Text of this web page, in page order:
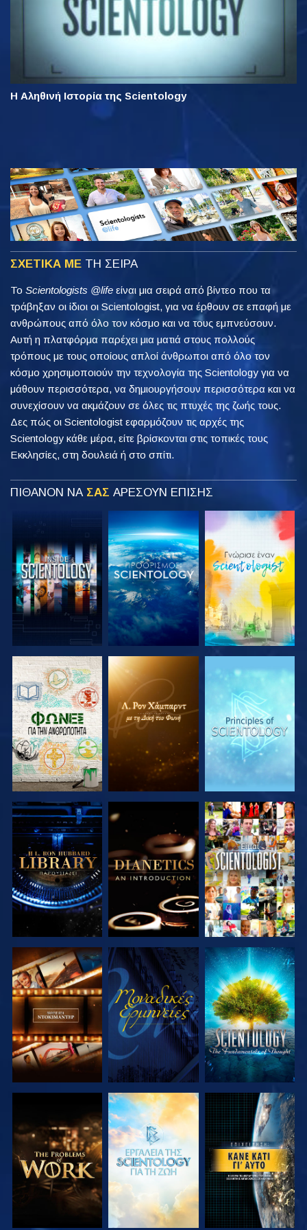
Η Αληθινή Ιστορία της Scientology
ΣΧΕΤΙΚΑ ΜΕ ΤΗ ΣΕΙΡΑ
Το Scientologists @life είναι μια σειρά από βίντεο που τα
τράβηξαν οι ίδιοι οι Scientologist, για να έρθουν σε επαφή με
ανθρώπους από όλο τον κόσμο και να τους εμπνεύσουν.
Αυτή η πλατφόρμα παρέχει μια ματιά στους πολλούς
τρόπους με τους οποίους απλοί άνθρωποι από όλο τον
κόσμο χρησιμοποιούν την τεχνολογία της Scientology για να
μάθουν περισσότερα, να δημιουργήσουν περισσότερα και να
συνεχίσουν να ακμάζουν σε όλες τις πτυχές της ζωής τους.
Δες πώς οι Scientologist εφαρμόζουν τις αρχές της
Scientology κάθε μέρα, είτε βρίσκονται στις τοπικές τους
Εκκλησίες, στη δουλειά ή στο σπίτι.
ΠΙΘΑΝΟΝ ΝΑ ΣΑΣ ΑΡΕΣΟΥΝ ΕΠΙΣΗΣ
ΕΞΕΡΕΥΝΗΣΤΕ
ΤΗ ΣΕΙΡΑ
ΕΞΕΡΕΥΝΗΣΤΕ
ΤΗ ΣΕΙΡΑ
ΕΞΕΡΕΥΝΗΣΤΕ
ΤΗ ΣΕΙΡΑ
ΕΞΕΡΕΥΝΗΣΤΕ
ΤΗ ΣΕΙΡΑ
ΕΞΕΡΕΥΝΗΣΤΕ
ΤΗ ΣΕΙΡΑ
ΠΑΡΑΚΟΛΟΥΘΗΣΤΕ
ΕΞΕΡΕΥΝΗΣΤΕ
ΤΗ ΣΕΙΡΑ
ΠΑΡΑΚΟΛΟΥΘΗΣΤΕ
ΕΞΕΡΕΥΝΗΣΤΕ
ΤΗ ΣΕΙΡΑ
ΕΞΕΡΕΥΝΗΣΤΕ
ΤΗ ΣΕΙΡΑ
ΕΞΕΡΕΥΝΗΣΤΕ
ΤΗ ΣΕΙΡΑ
ΠΑΡΑΚΟΛΟΥΘΗΣΤΕ